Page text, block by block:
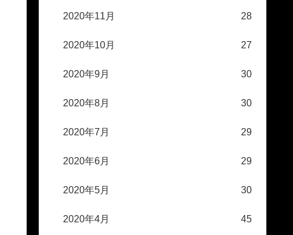
2020年11月 28
2020年10月 27
2020年9月 30
2020年8月 30
2020年7月 29
2020年6月 29
2020年5月 30
2020年4月 45